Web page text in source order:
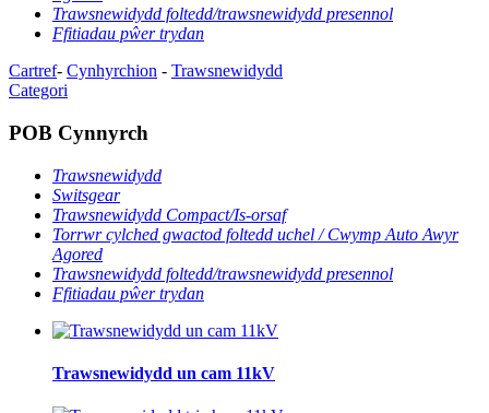
Trawsnewidydd foltedd/trawsnewidydd presennol
Ffitiadau pŵer trydan
Cartref- Cynhyrchion - Trawsnewidydd
Categori
POB Cynnyrch
Trawsnewidydd
Switsgear
Trawsnewidydd Compact/Is-orsaf
Torrwr cylched gwactod foltedd uchel / Cwymp Auto Awyr
Agored
Trawsnewidydd foltedd/trawsnewidydd presennol
Ffitiadau pŵer trydan
Trawsnewidydd un cam 11kV